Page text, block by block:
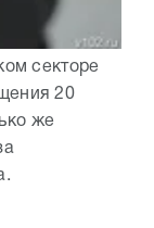
секторе
20
же